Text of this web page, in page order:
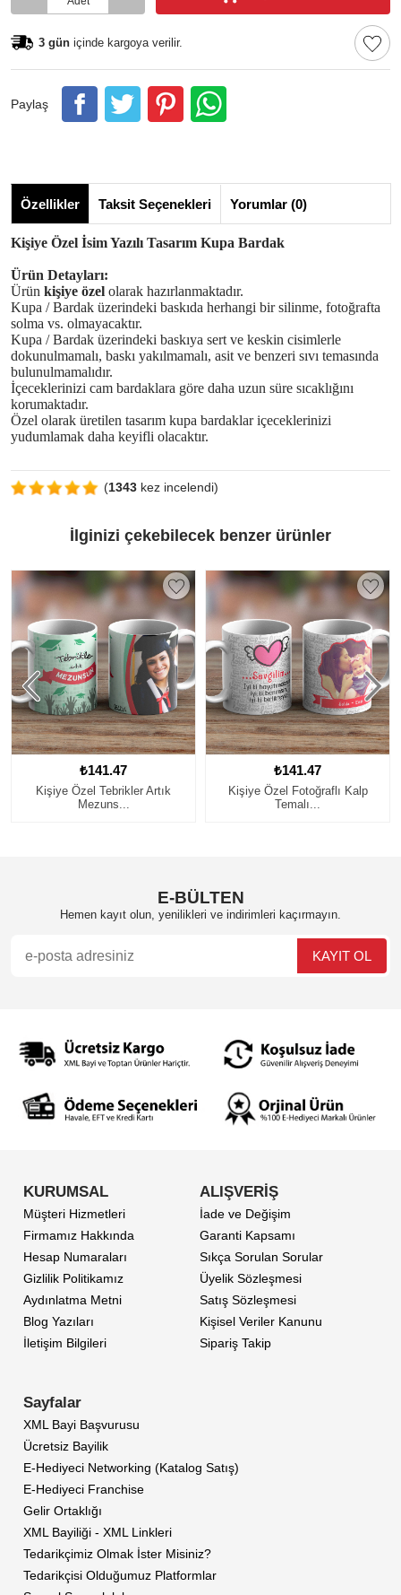
3 gün içinde kargoya verilir.
Paylaş
Özellikler Taksit Seçenekleri Yorumlar (0)
Kişiye Özel İsim Yazılı Tasarım Kupa Bardak
Ürün Detayları:
Ürün kişiye özel olarak hazırlanmaktadır.
Kupa / Bardak üzerindeki baskıda herhangi bir silinme, fotoğrafta
solma vs. olmayacaktır.
Kupa / Bardak üzerindeki baskıya sert ve keskin cisimlerle
dokunulmamalı, baskı yakılmamalı, asit ve benzeri sıvı temasında
bulunulmamalıdır.
İçeceklerinizi cam bardaklara göre daha uzun süre sıcaklığını
korumaktadır.
Özel olarak üretilen tasarım kupa bardaklar içeceklerinizi
yudumlamak daha keyifli olacaktır.
(1343 kez incelendi)
İlginizi çekebilecek benzer ürünler
₺141.47
Kişiye Özel Fotoğraflı Kalp
Temalı...
₺141.47
Kişiye Özel Yengeç Burcu Temalı
Ku...
E-BÜLTEN
Hemen kayıt olun, yenilikleri ve indirimleri kaçırmayın.
KURUMSAL
Müşteri Hizmetleri
Firmamız Hakkında
Hesap Numaraları
Gizlilik Politikamız
Aydınlatma Metni
Blog Yazıları
İletişim Bilgileri
ALIŞVERİŞ
İade ve Değişim
Garanti Kapsamı
Sıkça Sorulan Sorular
Üyelik Sözleşmesi
Satış Sözleşmesi
Kişisel Veriler Kanunu
Sipariş Takip
Sayfalar
XML Bayi Başvurusu
Ücretsiz Bayilik
E-Hediyeci Networking (Katalog Satış)
E-Hediyeci Franchise
Gelir Ortaklığı
XML Bayiliği - XML Linkleri
Tedarikçimiz Olmak İster Misiniz?
Tedarikçisi Olduğumuz Platformlar